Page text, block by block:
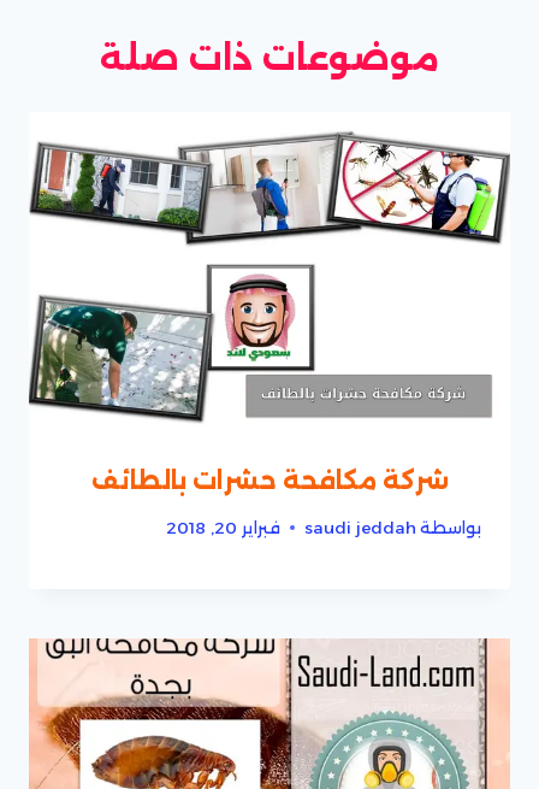
موضوعات ذات صلة
شركة مكافحة حشرات بالطائف
بواسطة saudi jeddah فبراير 20, 2018